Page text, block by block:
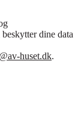
dine data
huset.dk.